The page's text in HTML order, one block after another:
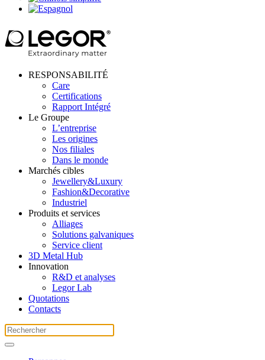
RESPONSABILITÉ
Care
Certifications
Rapport Intégré
Le Groupe
L’entreprise
Les origines
Nos filiales
Dans le monde
Marchés cibles
Jewellery&Luxury
Fashion&Decorative
Industriel
Produits et services
Alliages
Solutions galvaniques
Service client
3D Metal Hub
Innovation
R&D et analyses
Legor Lab
Quotations
Contacts